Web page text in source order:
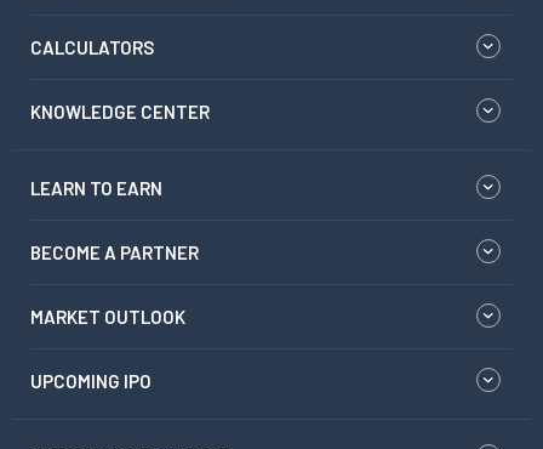
CALCULATORS
KNOWLEDGE CENTER
LEARN TO EARN
BECOME A PARTNER
MARKET OUTLOOK
UPCOMING IPO